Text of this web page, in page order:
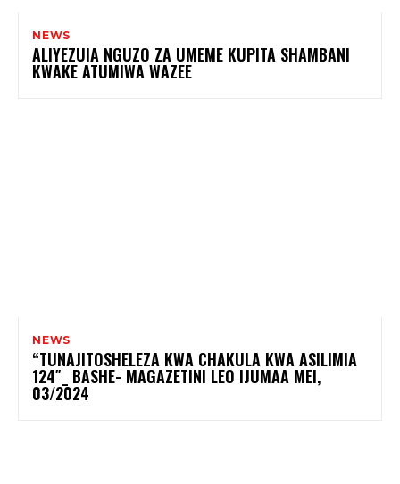
NEWS
ALIYEZUIA NGUZO ZA UMEME KUPITA SHAMBANI
KWAKE ATUMIWA WAZEE
NEWS
“TUNAJITOSHELEZA KWA CHAKULA KWA ASILIMIA
124″_ BASHE- MAGAZETINI LEO IJUMAA MEI,
03/2024